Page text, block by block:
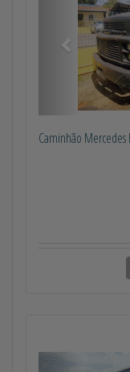
Caminhão Mercedes